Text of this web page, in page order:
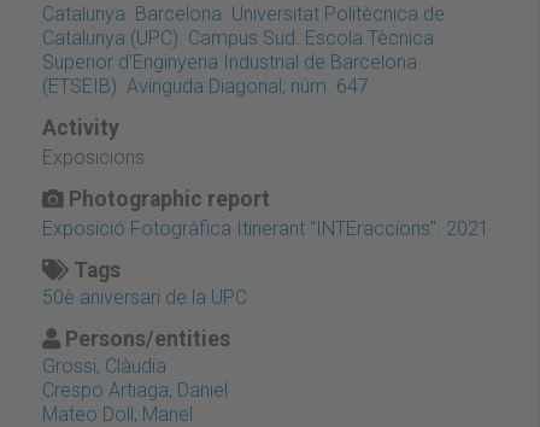
Catalunya. Barcelona. Universitat Politècnica de
Catalunya (UPC). Campus Sud. Escola Tècnica
Superior d'Enginyeria Industrial de Barcelona
(ETSEIB). Avinguda Diagonal, núm. 647
Activity
Exposicions
Photographic report
Exposició Fotogràfica Itinerant "INTEraccions". 2021
Tags
50è aniversari de la UPC
Persons/entities
Grossi, Clàudia
Crespo Artiaga, Daniel
Mateo Doll, Manel